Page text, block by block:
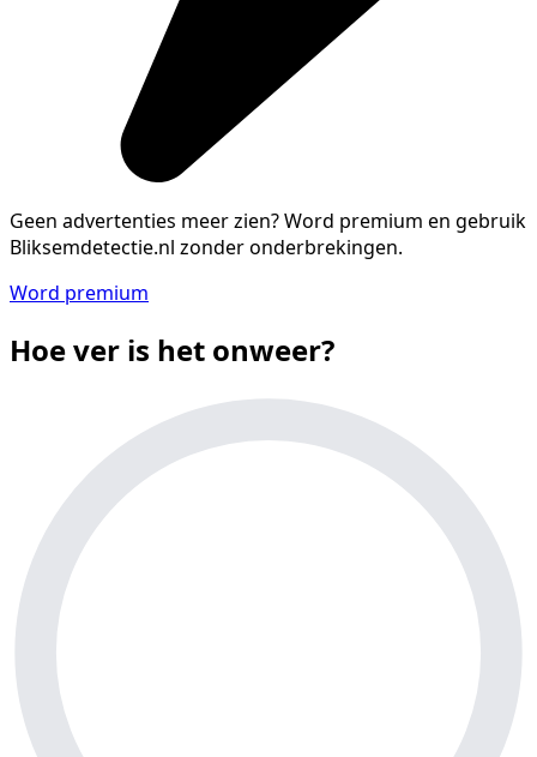
Geen advertenties meer zien?Word premium en gebruik
Bliksemdetectie.nl zonder onderbrekingen.
Word premium
Hoe ver is het onweer?